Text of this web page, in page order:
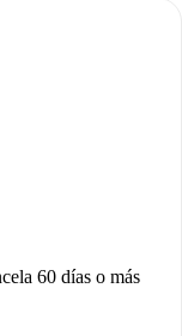
60 días o más